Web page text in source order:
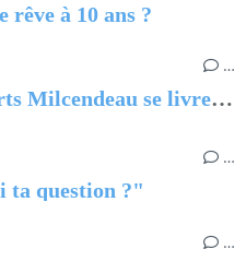
à 10 ans ?
…
Festival du livre et des arts Milcendeau se livre, 2e édition
…
ta question ?"
…